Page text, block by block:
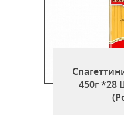
450г *28